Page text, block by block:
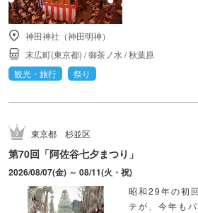
神田神社（神田明神）
末広町(東京都) /御茶ノ水 /秋葉原
観光・旅行
祭り
東京都 杉並区
第70回「阿佐谷七夕まつり」
2026/08/07(金) ～ 08/11(火・祝)
昭和29年の初
テが、今年も